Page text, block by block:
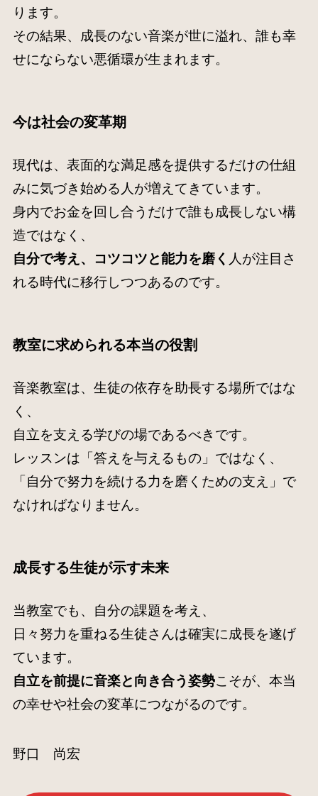
ります。
その結果、成長のない音楽が世に溢れ、誰も幸
せにならない悪循環が生まれます。
今は社会の変革期
現代は、表面的な満足感を提供するだけの仕組
みに気づき始める人が増えてきています。
身内でお金を回し合うだけで誰も成長しない構
造ではなく、
自分で考え、コツコツと能力を磨く 人が注目さ
れる時代に移行しつつあるのです。
教室に求められる本当の役割
音楽教室は、生徒の依存を助長する場所ではな
く、
自立を支える学びの場であるべきです。
レッスンは「答えを与えるもの」ではなく、
「自分で努力を続ける力を磨くための支え」で
なければなりません。
成長する生徒が示す未来
当教室でも、自分の課題を考え、
日々努力を重ねる生徒さんは確実に成長を遂げ
ています。
自立を前提に音楽と向き合う姿勢こそが、本当
の幸せや社会の変革につながるのです。
野口 尚宏